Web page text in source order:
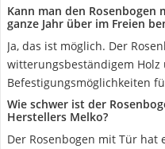
Kann man den
ganze Jahr über im Freien
Ja, das ist möglich. Der
witterungsbeständigem Holz
Befestigungsmöglichkeiten
Wie schwer ist der
Herstellers Melko?
Der Rosenbogen mit Tür hat